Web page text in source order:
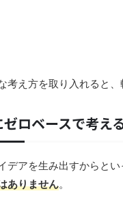
考え方を取り入れると
ゼロベースで考え
デアを生み出すからとい
ありません。